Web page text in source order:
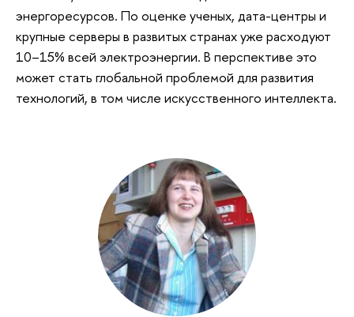
энергоресурсов. По оценке ученых, дата-центры и
крупные серверы в развитых странах уже расходуют
10–15% всей электроэнергии. В перспективе это
может стать глобальной проблемой для развития
технологий, в том числе искусственного интеллекта.